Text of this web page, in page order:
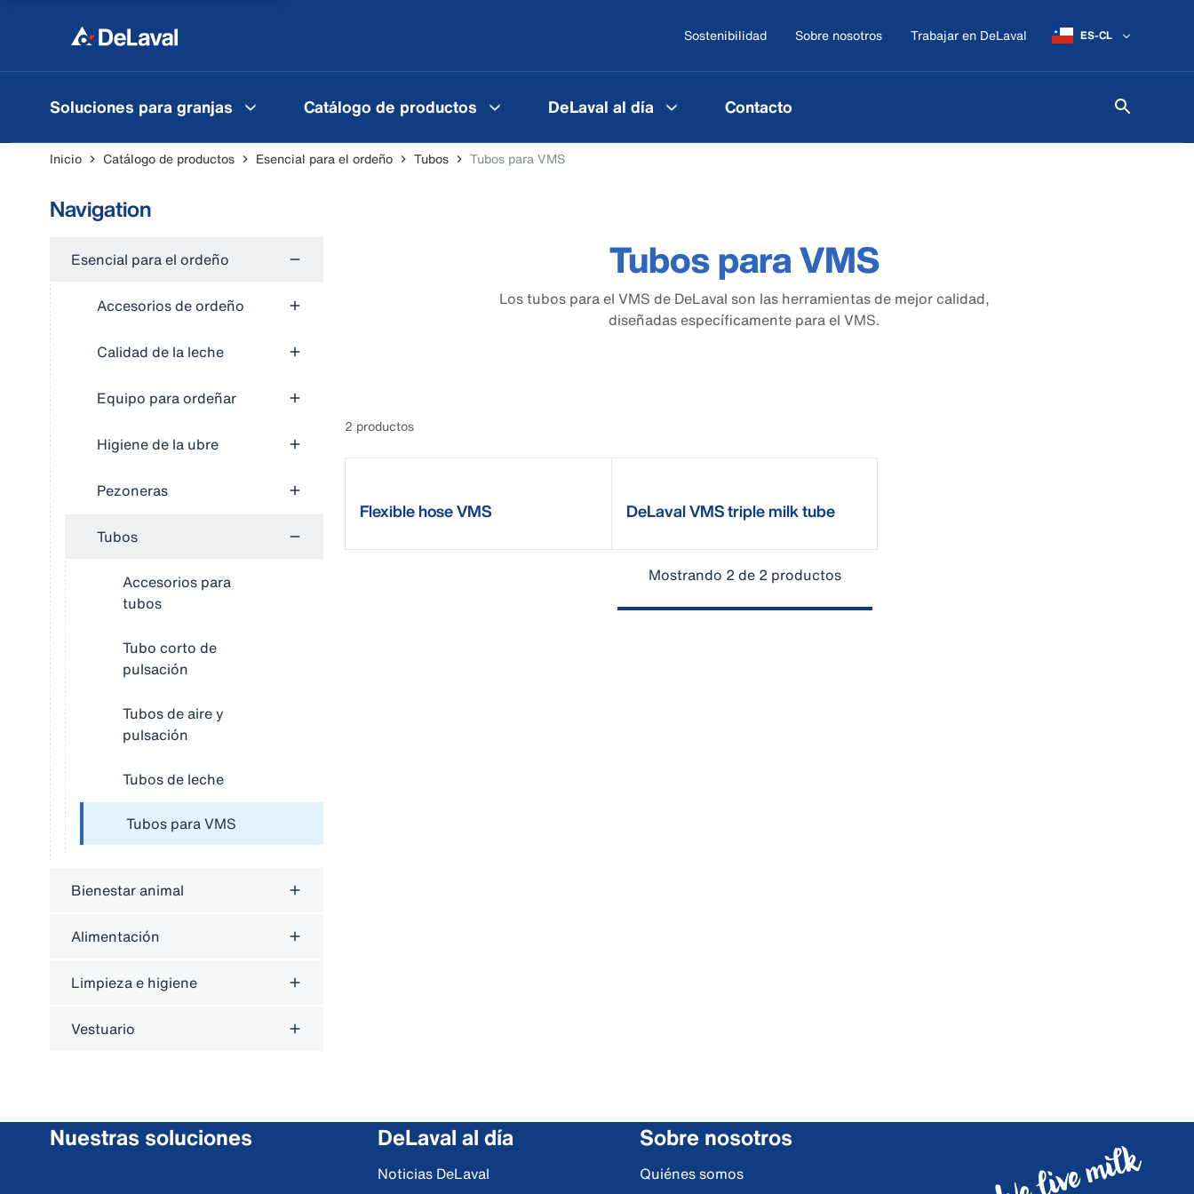
Sostenibilidad Sobre nosotros Trabajar en DeLaval ES-CL
Soluciones para granjas Catálogo de productos DeLaval al día Contacto
Inicio Catálogo de productos Esencial para el ordeño Tubos Tubos para VMS
Navigation
Esencial para el ordeño
Accesorios de ordeño
Calidad de la leche
Equipo para ordeñar
Higiene de la ubre
Pezoneras
Tubos
Accesorios para
tubos
Tubo corto de
pulsación
Tubos de aire y
pulsación
Tubos de leche
Tubos para VMS
Bienestar animal
Alimentación
Limpieza e higiene
Vestuario
Tubos para VMS
Los tubos para el VMS de DeLaval son las herramientas de mejor calidad,
diseñadas específicamente para el VMS.
2 productos
Flexible hose VMS
DeLaval VMS triple milk tube
Mostrando 2 de 2 productos
Nuestras soluciones DeLaval al día
Noticias DeLaval
Sobre nosotros
Quiénes somos